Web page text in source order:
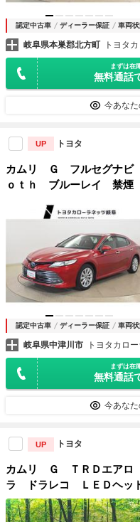
認定中古車 ディーラー保証 車両
岐阜県本巣郡北方町 トヨタ
まずは在
無料通話
今あな
UP トヨタ
カムリ Ｇ フルセグナビ
ｏｔｈ ブルーレイ 禁
再生 ＵＳＢ接続 運転席
認定中古車 ディーラー保証 車両
岐阜県中津川市 トヨタカロ
まずは在
無料通話
今あな
UP トヨタ
カムリ Ｇ ＴＲＤエアロ
ラ ドラレコ ＬＥＤヘッ
ｕｅｔｏｏｔｈ ＥＴＣ
アコン オートライト スマ